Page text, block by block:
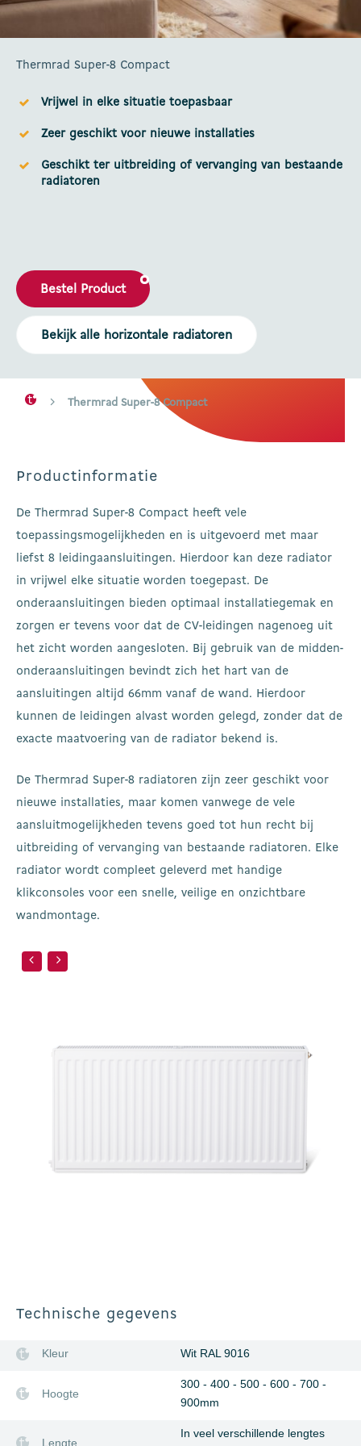
Thermrad Super-8 Compact
Vrijwel in elke situatie toepasbaar
Zeer geschikt voor nieuwe installaties
Geschikt ter uitbreiding of vervanging van bestaande
radiatoren
Bestel Product
Bekijk alle horizontale radiatoren
Thermrad Super-8 Compact
Productinformatie
De Thermrad Super-8 Compact heeft vele
toepassingsmogelijkheden en is uitgevoerd met maar
liefst 8 leidingaansluitingen. Hierdoor kan deze radiator
in vrijwel elke situatie worden toegepast. De
onderaansluitingen bieden optimaal installatiegemak en
zorgen er tevens voor dat de CV-leidingen nagenoeg uit
het zicht worden aangesloten. Bij gebruik van de midden-
onderaansluitingen bevindt zich het hart van de
aansluitingen altijd 66mm vanaf de wand. Hierdoor
kunnen de leidingen alvast worden gelegd, zonder dat de
exacte maatvoering van de radiator bekend is.
De Thermrad Super-8 radiatoren zijn zeer geschikt voor
nieuwe installaties, maar komen vanwege de vele
aansluitmogelijkheden tevens goed tot hun recht bij
uitbreiding of vervanging van bestaande radiatoren. Elke
radiator wordt compleet geleverd met handige
klikconsoles voor een snelle, veilige en onzichtbare
wandmontage.
Technische gegevens
Kleur Wit RAL 9016
Hoogte
300 - 400 - 500 - 600 - 700 -
900mm
Lengte
In veel verschillende lengtes